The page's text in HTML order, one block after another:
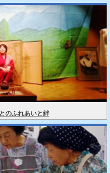
のふれあいと絆